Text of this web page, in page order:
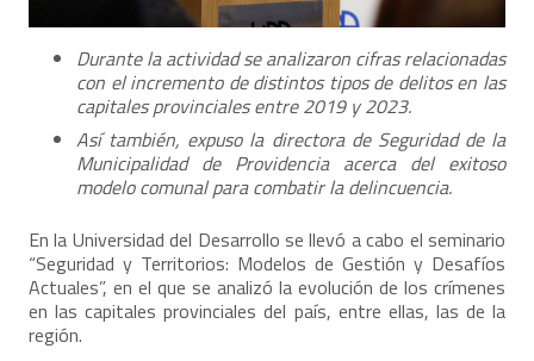
Durante la actividad se analizaron cifras relacionadas
con el incremento de distintos tipos de delitos en las
capitales provinciales entre 2019 y 2023.
Así también, expuso la directora de Seguridad de la
Municipalidad de Providencia acerca del exitoso
modelo comunal para combatir la delincuencia.
En la Universidad del Desarrollo se llevó a cabo el seminario
“Seguridad y Territorios: Modelos de Gestión y Desafíos
Actuales”, en el que se analizó la evolución de los crímenes
en las capitales provinciales del país, entre ellas, las de la
región.